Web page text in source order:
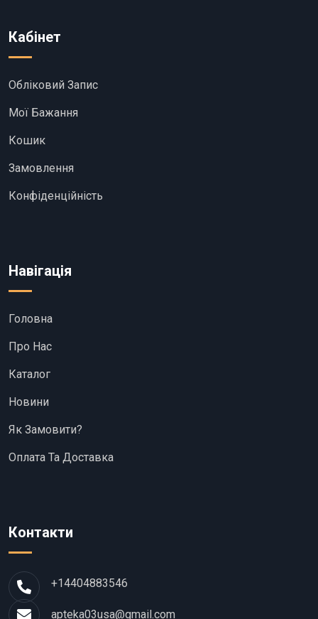
Кабінет
Обліковий Запис
Мої Бажання
Кошик
Замовлення
Конфіденційність
Навігація
Головна
Про Нас
Каталог
Новини
Як Замовити?
Оплата Та Доставка
Контакти
+14404883546
apteka03usa@gmail.com